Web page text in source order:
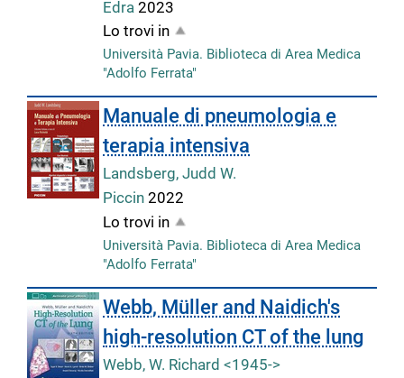
Edra2023
Lo trovi in
Università Pavia. Biblioteca di Area Medica
"Adolfo Ferrata"
Manuale di pneumologia e
terapia intensiva
Landsberg, Judd W.
Piccin2022
Lo trovi in
Università Pavia. Biblioteca di Area Medica
"Adolfo Ferrata"
Webb, Müller and Naidich's
high-resolution CT of the lung
Webb, W. Richard <1945->